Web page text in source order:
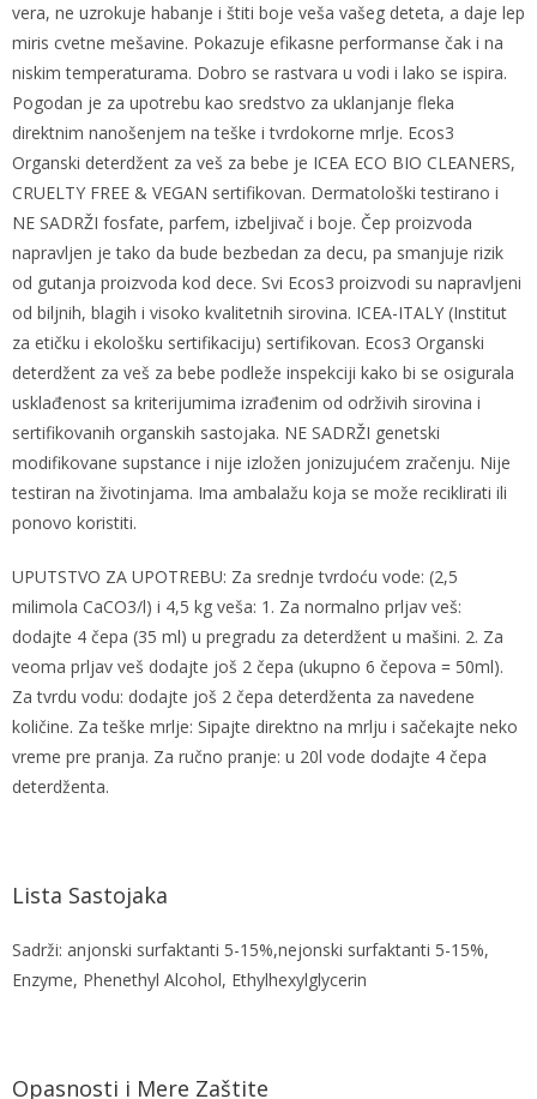
vera, ne uzrokuje habanje i štiti boje veša vašeg deteta, a daje lep
miris cvetne mešavine. Pokazuje efikasne performanse čak i na
niskim temperaturama. Dobro se rastvara u vodi i lako se ispira.
Pogodan je za upotrebu kao sredstvo za uklanjanje fleka
direktnim nanošenjem na teške i tvrdokorne mrlje. Ecos3
Organski deterdžent za veš za bebe je ICEA ECO BIO CLEANERS,
CRUELTY FREE & VEGAN sertifikovan. Dermatološki testirano i
NE SADRŽI fosfate, parfem, izbeljivač i boje. Čep proizvoda
napravljen je tako da bude bezbedan za decu, pa smanjuje rizik
od gutanja proizvoda kod dece. Svi Ecos3 proizvodi su napravljeni
od biljnih, blagih i visoko kvalitetnih sirovina. ICEA-ITALY (Institut
za etičku i ekološku sertifikaciju) sertifikovan. Ecos3 Organski
deterdžent za veš za bebe podleže inspekciji kako bi se osigurala
usklađenost sa kriterijumima izrađenim od održivih sirovina i
sertifikovanih organskih sastojaka. NE SADRŽI genetski
modifikovane supstance i nije izložen jonizujućem zračenju. Nije
testiran na životinjama. Ima ambalažu koja se može reciklirati ili
ponovo koristiti.
UPUTSTVO ZA UPOTREBU: Za srednje tvrdoću vode: (2,5
milimola CaCO3/l) i 4,5 kg veša: 1. Za normalno prljav veš:
dodajte 4 čepa (35 ml) u pregradu za deterdžent u mašini. 2. Za
veoma prljav veš dodajte još 2 čepa (ukupno 6 čepova = 50ml).
Za tvrdu vodu: dodajte još 2 čepa deterdženta za navedene
količine. Za teške mrlje: Sipajte direktno na mrlju i sačekajte neko
vreme pre pranja. Za ručno pranje: u 20l vode dodajte 4 čepa
deterdženta.
Lista Sastojaka
Sadrži: anjonski surfaktanti 5-15%,nejonski surfaktanti 5-15%,
Enzyme, Phenethyl Alcohol, Ethylhexylglycerin
Opasnosti i Mere Zaštite